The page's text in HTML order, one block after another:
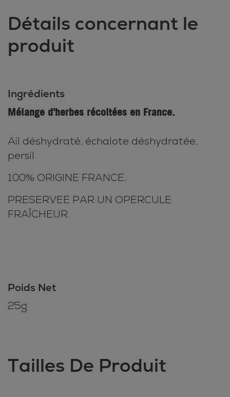
Détails concernant le
produit
Ingrédients
Mélange d'herbes récoltées en France.
Ail déshydraté, échalote déshydratée,
persil.
100% ORIGINE FRANCE,
PRESERVEE PAR UN OPERCULE
FRAÎCHEUR.
Poids Net
25g
Tailles De Produit